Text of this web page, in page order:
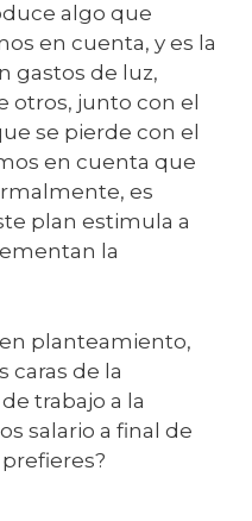
algo que
en cuenta, y es la
gastos de luz,
otros, junto con el
se pierde con el
en cuenta que
es
plan estimula a
la
planteamiento,
caras de la
trabajo a la
salario a final de